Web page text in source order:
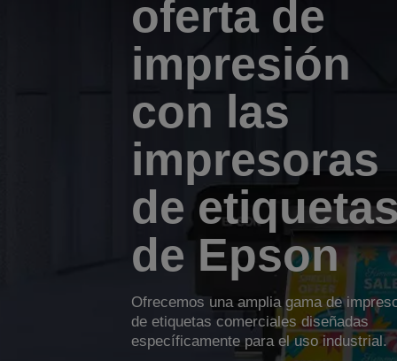
oferta de
impresión
con las
impresoras
de
de Epson
Ofrecemos una amplia gama de
de etiquetas comerciales diseñadas
específicamente para el uso industrial.